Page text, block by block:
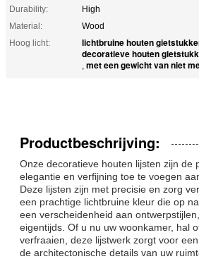
Durability:
High
Material:
Wood
Hoog licht:
lichtbruine houten
decoratieve houten
, met een gewicht van niet
Productbeschrijving:
Onze decoratieve houten lijsten zijn de
elegantie en verfijning toe te voegen
Deze lijsten zijn met precisie en zorg
een prachtige lichtbruine kleur die op
een verscheidenheid aan
eigentijds. Of u nu uw woonkamer, hal
verfraaien, deze lijstwerk zorgt voor
de architectonische details van uw